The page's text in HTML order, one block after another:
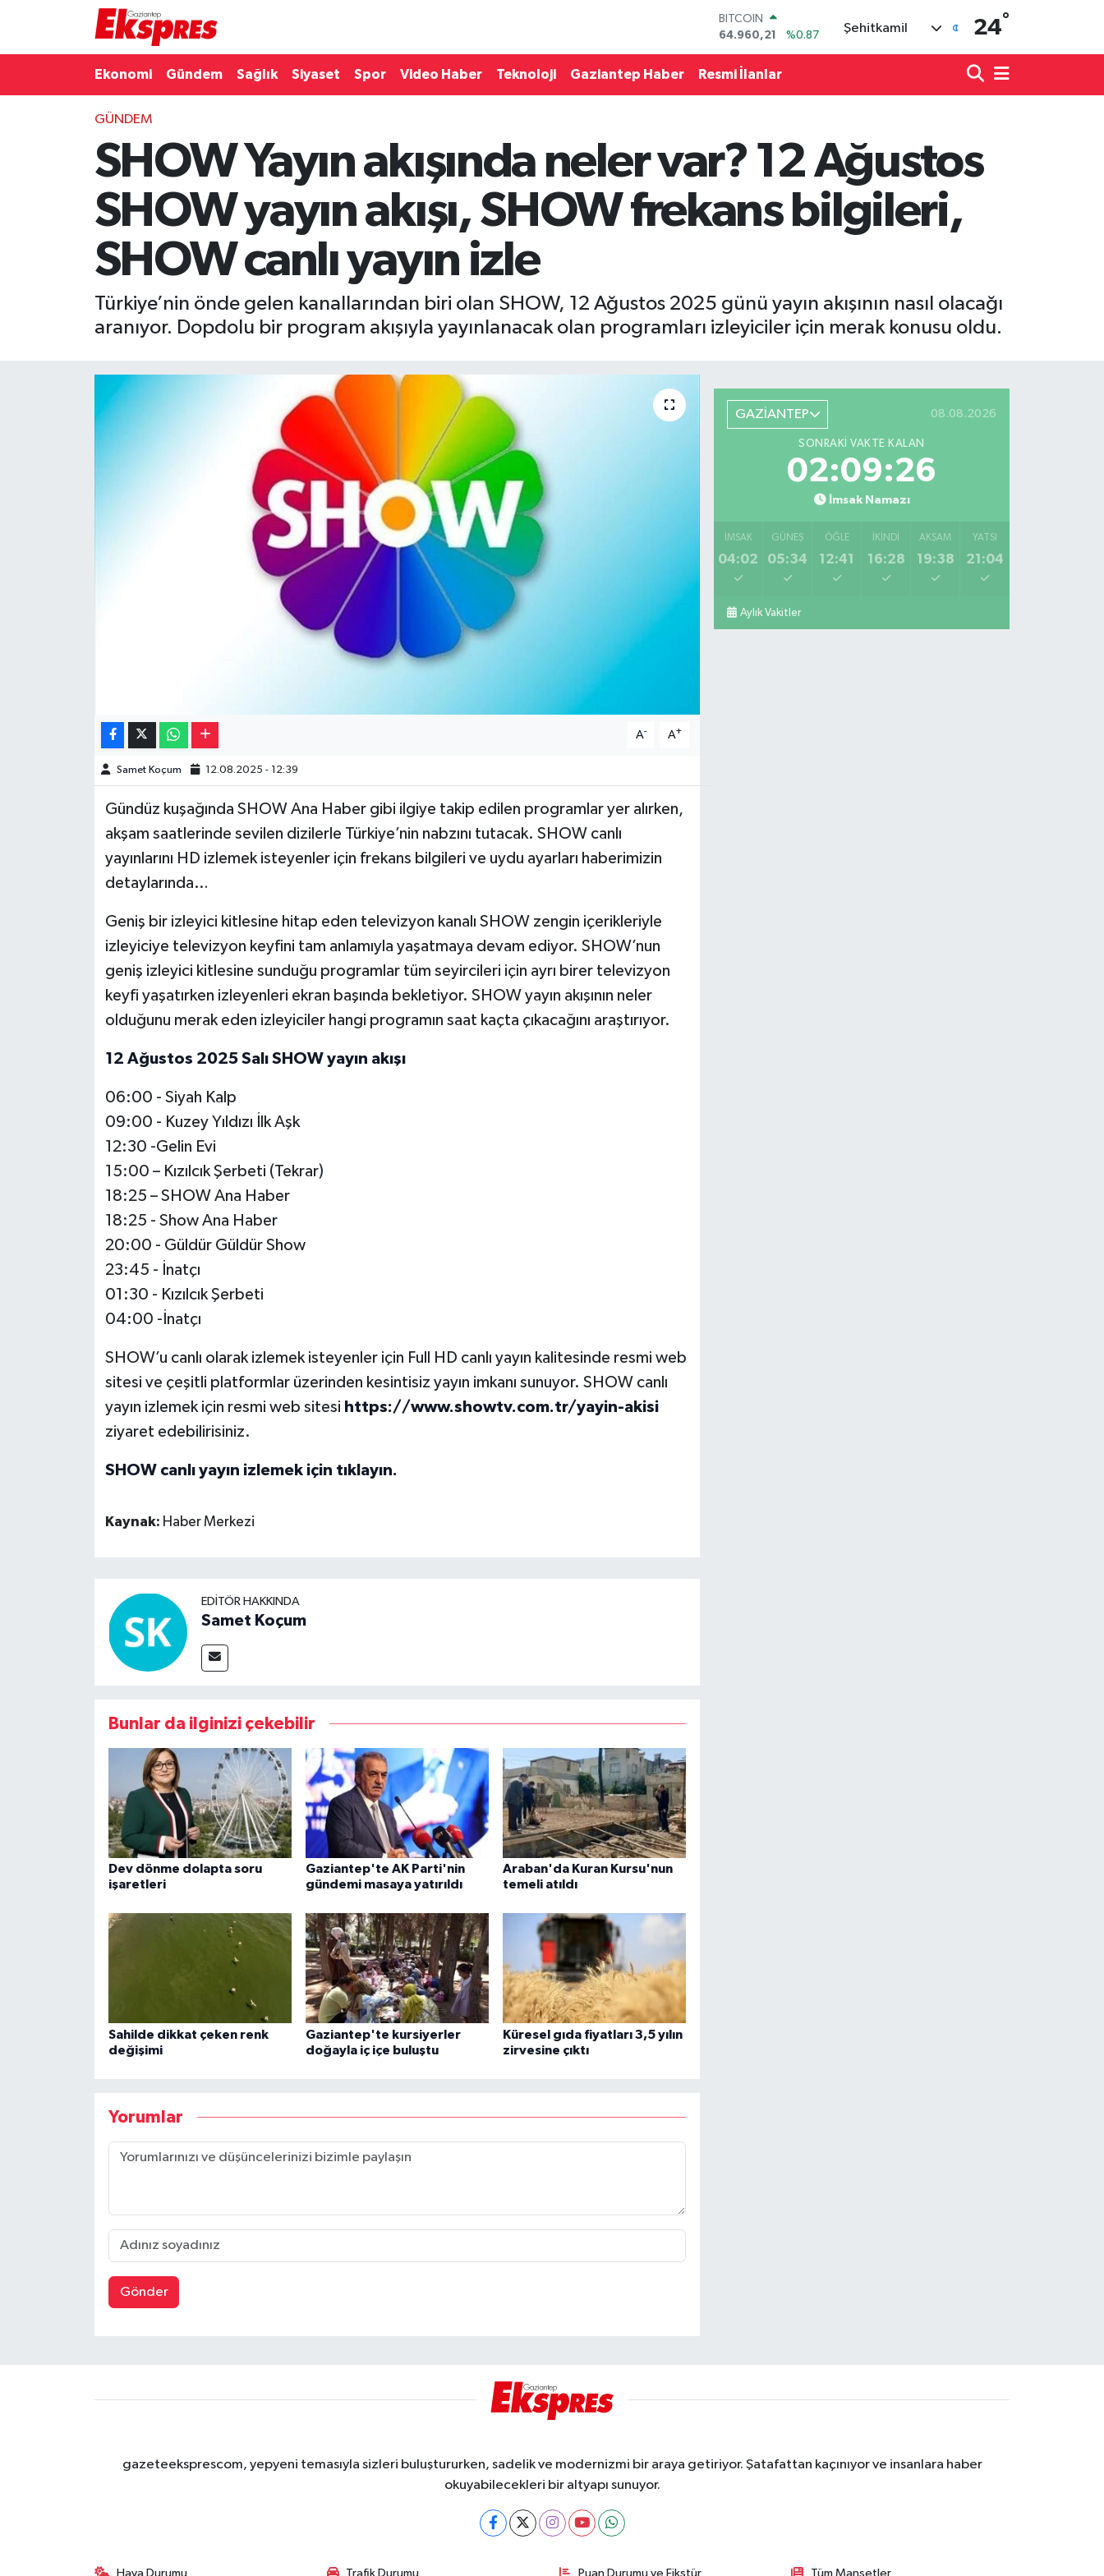
BITCOIN
64.960,21
%0.87
47,7436
EURO
55,2510
%0.32
GRAM ALTIN
6660.55
%0.03
BİST100
Şehitkamil 24°
Ekonomi Gündem Sağlık Siyaset Spor Video Haber Teknoloji Gaziantep Haber Resmi İlanlar
GÜNDEM
SHOW Yayın akışında neler var? 12 Ağustos
SHOW yayın akışı, SHOW frekans bilgileri,
SHOW canlı yayın izle
Türkiye’nin önde gelen kanallarından biri olan SHOW, 12 Ağustos 2025 günü yayın akışının nasıl olacağı
aranıyor. Dopdolu bir program akışıyla yayınlanacak olan programları izleyiciler için merak konusu oldu.
A- A+
Samet Koçum 12.08.2025 - 12:39
Gündüz kuşağında SHOW Ana Haber gibi ilgiye takip edilen programlar yer alırken,
akşam saatlerinde sevilen dizilerle Türkiye’nin nabzını tutacak. SHOW canlı
yayınlarını HD izlemek isteyenler için frekans bilgileri ve uydu ayarları haberimizin
detaylarında…
Geniş bir izleyici kitlesine hitap eden televizyon kanalı SHOW zengin içerikleriyle
izleyiciye televizyon keyfini tam anlamıyla yaşatmaya devam ediyor. SHOW’nun
geniş izleyici kitlesine sunduğu programlar tüm seyircileri için ayrı birer televizyon
keyfi yaşatırken izleyenleri ekran başında bekletiyor. SHOW yayın akışının neler
olduğunu merak eden izleyiciler hangi programın saat kaçta çıkacağını araştırıyor.
12 Ağustos 2025 Salı SHOW yayın akışı
06:00 - Siyah Kalp
09:00 - Kuzey Yıldızı İlk Aşk
12:30 -Gelin Evi
15:00 – Kızılcık Şerbeti (Tekrar)
18:25 – SHOW Ana Haber
18:25 - Show Ana Haber
20:00 - Güldür Güldür Show
23:45 - İnatçı
01:30 - Kızılcık Şerbeti
04:00 -İnatçı
SHOW’u canlı olarak izlemek isteyenler için Full HD canlı yayın kalitesinde resmi web
sitesi ve çeşitli platformlar üzerinden kesintisiz yayın imkanı sunuyor. SHOW canlı
yayın izlemek için resmi web sitesi https://www.showtv.com.tr/yayin-akisi
ziyaret edebilirisiniz.
SHOW canlı yayın izlemek için tıklayın.
Kaynak: Haber Merkezi
EDITÖR HAKKINDA
Samet Koçum
Bunlar da ilginizi çekebilir
Dev dönme dolapta soru
işaretleri
Gaziantep'te AK Parti'nin
gündemi masaya yatırıldı
Araban'da Kuran Kursu'nun
temeli atıldı
Sahilde dikkat çeken renk
değişimi
Gaziantep'te kursiyerler
doğayla iç içe buluştu
Küresel gıda fiyatları 3,5 yılın
zirvesine çıktı
Yorumlar
Gönder
GAZİANTEP 08.08.2026
SONRAKI VAKTE KALAN
02:09:25
İmsak Namazı
İMSAK
04:02
GÜNEŞ
05:34
ÖĞLE
12:41
İKINDI
16:28
AKŞAM
19:38
YATSI
21:04
Aylık Vakitler
gazeteeksprescom, yepyeni temasıyla sizleri buluştururken, sadelik ve modernizmi bir araya getiriyor. Şatafattan kaçınıyor ve insanlara haber
okuyabilecekleri bir altyapı sunuyor.
Hava Durumu Trafik Durumu Puan Durumu ve Fikstür Tüm Manşetler
Gaziantep son dakika
Gündem
Haberler
Kültür Sanat
Video Haber
Yeme-İçme
Puan Durumu ve Fikstür
Son Dakika Haberleri
Haber Arşivi